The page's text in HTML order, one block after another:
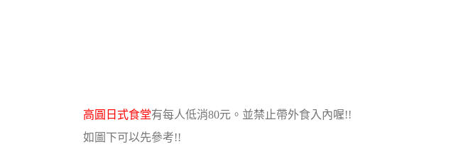
高圓日式食堂有每人低消80元。並禁止帶外食入內喔!!
如圖下可以先參考!!